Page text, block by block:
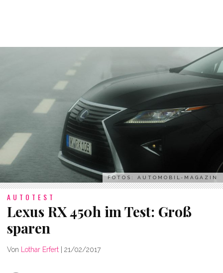
FOTOS: AUTOMOBIL-MAGAZIN
AUTOTEST
Lexus RX 450h im Test: Groß
sparen
Von Lothar Erfert | 21/02/2017